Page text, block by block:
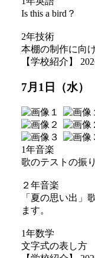
Is this a bird？
2年技術
本棚の制作に向
【学校紹介】
7月1日（水
1年音楽
歌のテストの振
２年音楽
「夏の思い出」
ます。
1年数学
文字式の表し方